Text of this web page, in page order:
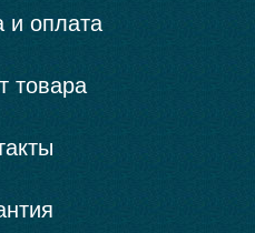
и оплата
товара